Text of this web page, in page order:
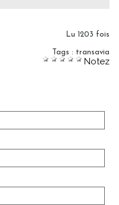
Lu 1203 fois
Tags : transavia
Notez